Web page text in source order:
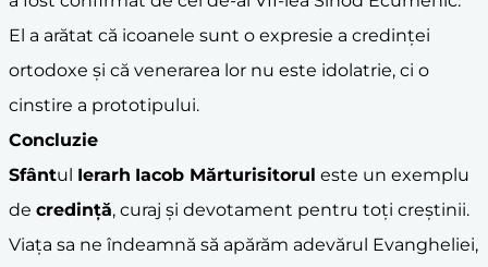
El a arătat că icoanele sunt o expresie a credinței
ortodoxe și că venerarea lor nu este idolatrie, ci o
cinstire a prototipului.
Concluzie
Sfântul Ierarh Iacob Mărturisitorul este un exemplu
de credință, curaj și devotament pentru toți creștinii.
Viața sa ne îndeamnă să apărăm adevărul Evangheliei,